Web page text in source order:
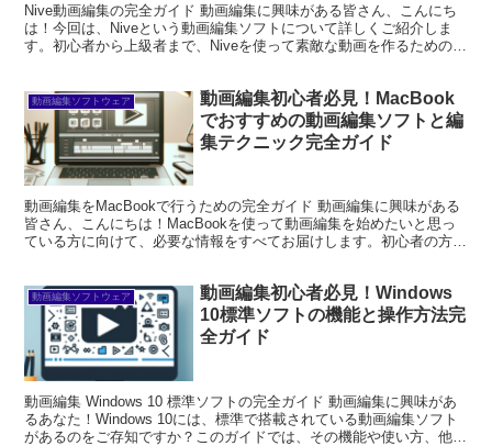
Nive動画編集の完全ガイド 動画編集に興味がある皆さん、こんにち
は！今回は、Niveという動画編集ソフトについて詳しくご紹介しま
す。初心者から上級者まで、Niveを使って素敵な動画を作るための知
動画編集ソフトウェア
動画編集初心者必見！MacBook
でおすすめの動画編集ソフトと編
集テクニック完全ガイド
動画編集をMacBookで行うための完全ガイド 動画編集に興味がある
皆さん、こんにちは！MacBookを使って動画編集を始めたいと思っ
ている方に向けて、必要な情報をすべてお届けします。初心者の方も
動画編集ソフトウェア
動画編集初心者必見！Windows
10標準ソフトの機能と操作方法完
全ガイド
動画編集 Windows 10 標準ソフトの完全ガイド 動画編集に興味があ
るあなた！Windows 10には、標準で搭載されている動画編集ソフト
があるのをご存知ですか？このガイドでは、その機能や使い方、他の